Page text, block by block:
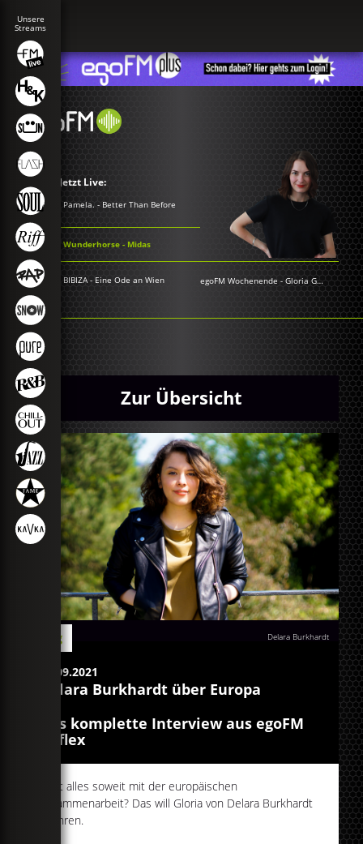
Jetzt Live:
Pamela. - Better Than Before
Wunderhorse - Midas
BIBIZA - Eine Ode an Wien egoFM Wochenende -Gloria Grünwald
Zur Übersicht
Delara Burkhardt
Blog
17.09.2021
Delara Burkhardt über Europa
Das komplette Interview aus egoFM
Reflex
Läuft alles soweit mit der europäischen
Zusammenarbeit? Das will Gloria von Delara Burkhardt
erfahren.